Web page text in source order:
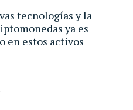
tecnologías y la
ya es
en estos activos